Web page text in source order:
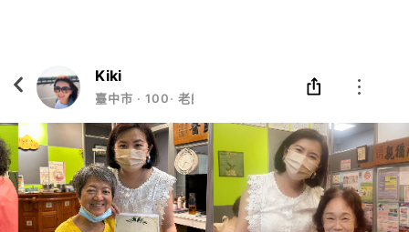
Kiki
臺中市 ‧ 100‧ 老師